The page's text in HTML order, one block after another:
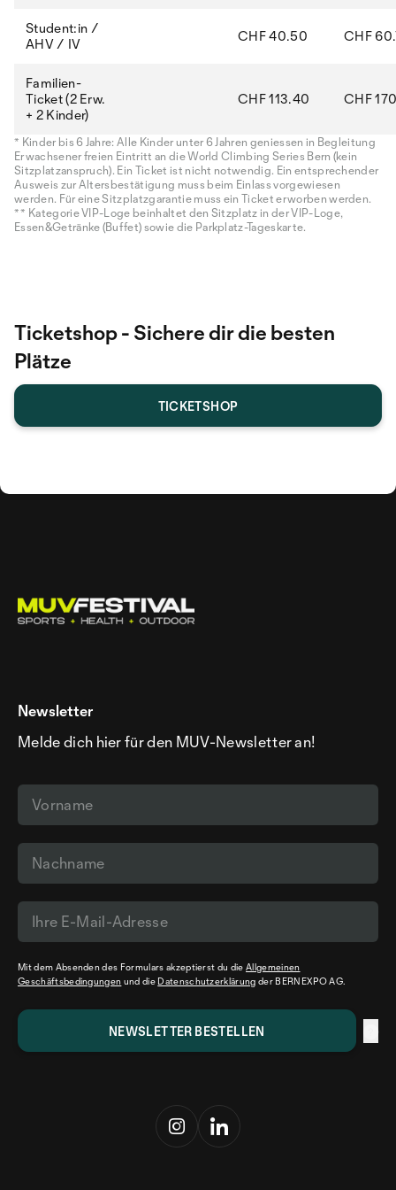
Student:in /
AHV / IV
CHF 40.50 CHF
Familien-
Ticket (2 Erw.
+ 2 Kinder)
CHF 113.40 CHF
* Kinder bis 6 Jahre: Alle Kinder unter 6 Jahren geniessen in Begleitung
Erwachsener freien Eintritt an die World Climbing Series Bern (kein
Sitzplatzanspruch). Ein Ticket ist nicht notwendig. Ein entsprechender
Ausweis zur Altersbestätigung muss beim Einlass vorgewiesen
werden. Für eine Sitzplatzgarantie muss ein Ticket erworben werden.
** Kategorie VIP-Loge beinhaltet den Sitzplatz in der VIP-Loge,
Essen&Getränke (Buffet) sowie die Parkplatz-Tageskarte.
Ticketshop - Sichere dir die besten
Plätze
TICKETSHOP
Newsletter
Melde dich hier für den MUV-Newsletter an!
Mit dem Absenden des Formulars akzeptierst du dieAllgemeinen
Geschäftsbedingungen und die Datenschutzerklärung der BERNEXPO AG.